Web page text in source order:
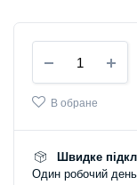
«Старт»
—
тариф
12
місяців
quantity
В обране
Швидке
Один робочий день